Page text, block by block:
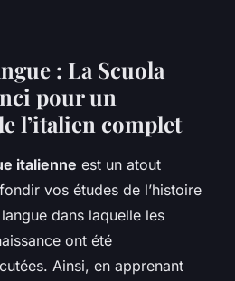
: La Scuola
pour un
l’italien complet
italienne est un atout
vos études de l’histoire
dans laquelle les
ont été
Ainsi, en apprenant